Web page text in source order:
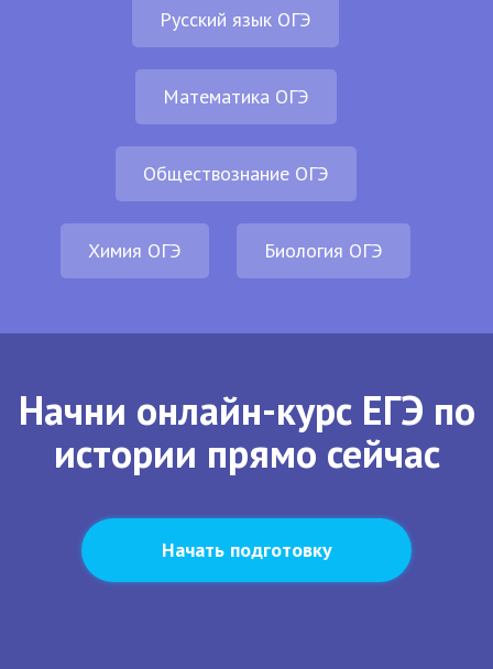
Русский язык ОГЭ
Математика ОГЭ
Обществознание ОГЭ
Химия ОГЭ Биология ОГЭ
Начни онлайн-курс ЕГЭ по
истории прямо сейчас
Начать подготовку